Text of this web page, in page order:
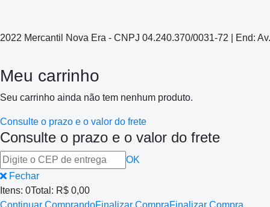
2022 Mercantil Nova Era - CNPJ 04.240.370/0031-72 | End:
Meu carrinho
Seu carrinho ainda não tem nenhum produto.
Consulte o prazo e o valor do frete
Consulte o prazo e o valor do frete
OK
Fechar
Itens: 0Total: R$ 0,00
Continuar ComprandoFinalizar CompraFinalizar Compra